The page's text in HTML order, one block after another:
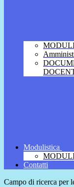
Modulistica
Contatti
Campo di ricerca per